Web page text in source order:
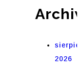
2026